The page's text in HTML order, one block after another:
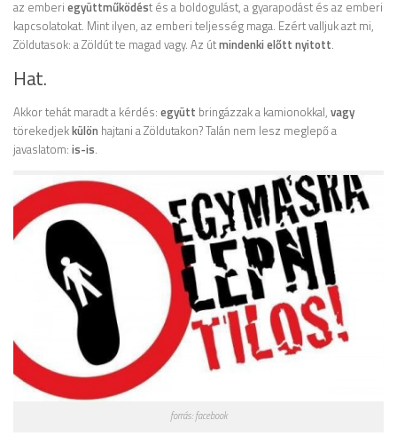
az emberi együttműködést és a boldogulást, a gyarapodást és az emberi
kapcsolatokat. Mint ilyen, az emberi teljesség maga. Ezért valljuk azt mi,
Zöldutasok: a Zöldút te magad vagy. Az útmindenki előtt nyitott.
Hat.
Akkor tehát maradt a kérdés: együtt bringázzak a kamionokkal, vagy
törekedjekkülön hajtani a Zöldutakon? Talán nem lesz meglepő a
javaslatom: is-is.
forrás: facebook